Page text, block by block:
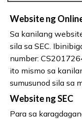
Website ng
Sa kanilang
sila sa SEC.
number:
ito mismo sa
sumusunod sila sa
Website ng SEC
Para sa